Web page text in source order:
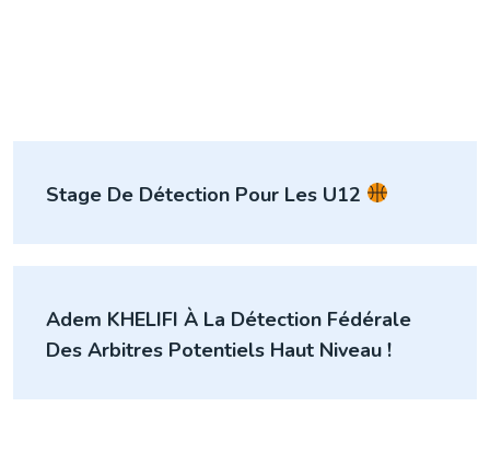
de
l’article
Stage De Détection Pour Les U12
Adem KHELIFI À La Détection Fédérale
Des Arbitres Potentiels Haut Niveau !